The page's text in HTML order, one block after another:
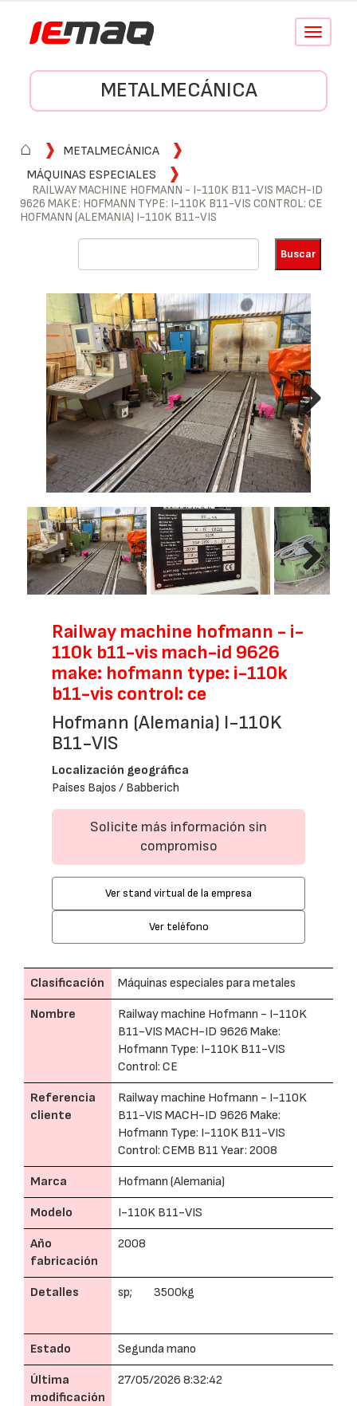
Conmutar
METALMECÁNICA
⌂
METALMECÁNICA
MÁQUINAS ESPECIALES
RAILWAY MACHINE HOFMANN - I-110K B11-VIS MACH-ID
9626 MAKE: HOFMANN TYPE: I-110K B11-VIS CONTROL: CE
HOFMANN (ALEMANIA) I-110K B11-VIS
Next
Next
Railway machine hofmann - i-
110k b11-vis mach-id 9626
make: hofmann type: i-110k
b11-vis control: ce
Hofmann (Alemania) I-110K
B11-VIS
Localización geográfica
Países Bajos / Babberich
Solicite más información sin
compromiso
Ver stand virtual de la empresa
Ver teléfono
Clasificación Máquinas especiales para metales
Nombre
Railway machine Hofmann - I-110K
B11-VIS MACH-ID 9626 Make:
Hofmann Type: I-110K B11-VIS
Control: CE
Referencia
cliente
Railway machine Hofmann - I-110K
B11-VIS MACH-ID 9626 Make:
Hofmann Type: I-110K B11-VIS
Control: CEMB B11 Year: 2008
Marca Hofmann (Alemania)
Modelo I-110K B11-VIS
Año
fabricación
2008
Detalles sp; 3500kg
Estado Segunda mano
Última
modificación
27/05/2026 8:32:42